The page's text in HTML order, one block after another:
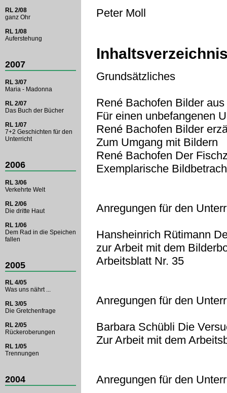
RL 2/08
ganz Ohr
RL 1/08
Auferstehung
2007
RL 3/07
Maria - Madonna
RL 2/07
Das Buch der Bücher
RL 1/07
7+2 Geschichten für den
Unterricht
2006
RL 3/06
Verkehrte Welt
RL 2/06
Die dritte Haut
RL 1/06
Dem Rad in die Speichen
fallen
2005
RL 4/05
Was uns nährt ...
RL 3/05
Die Gretchenfrage
RL 2/05
Rückeroberungen
RL 1/05
Trennungen
2004
Peter Moll
Grundsätzliches
René Bachofen Bilder
Für einen unbefangenen
René Bachofen Bilder
Zum Umgang mit Bildern
René Bachofen Der
Exemplarische
Anregungen für den
Hansheinrich Rütimann
zur Arbeit mit dem
Arbeitsblatt Nr. 35
Anregungen für den
Barbara Schübli Die
Zur Arbeit mit dem
Anregungen für den